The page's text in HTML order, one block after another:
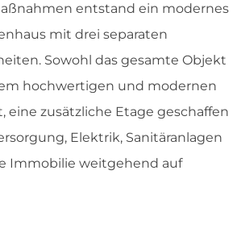
entstand ein modernes
mit drei separaten
Sowohl das gesamte Objekt
hochwertigen und modernen
zusätzliche Etage geschaffen
Elektrik, Sanitäranlagen
Immobilie weitgehend auf